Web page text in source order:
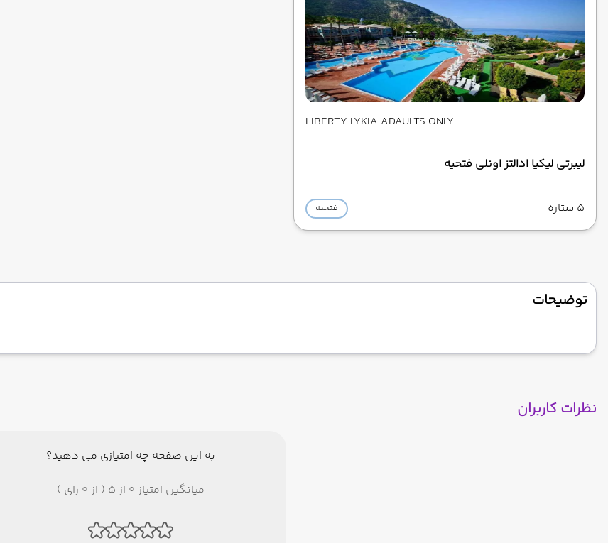
LIBERTY LYKIA ADAULTS ONLY
لیبرتی لیکیا ادالتز اونلی فتحیه
5 ستاره فتحیه
توضیحات
نظرات کاربران
به این صفحه چه امتیازی می دهید؟
میانگین امتیاز 0 از 5 ( از 0 رای )